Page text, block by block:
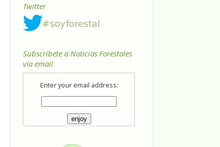
Twitter
Subscríbete a Noticias Forestales
vía email
Enter your email address: